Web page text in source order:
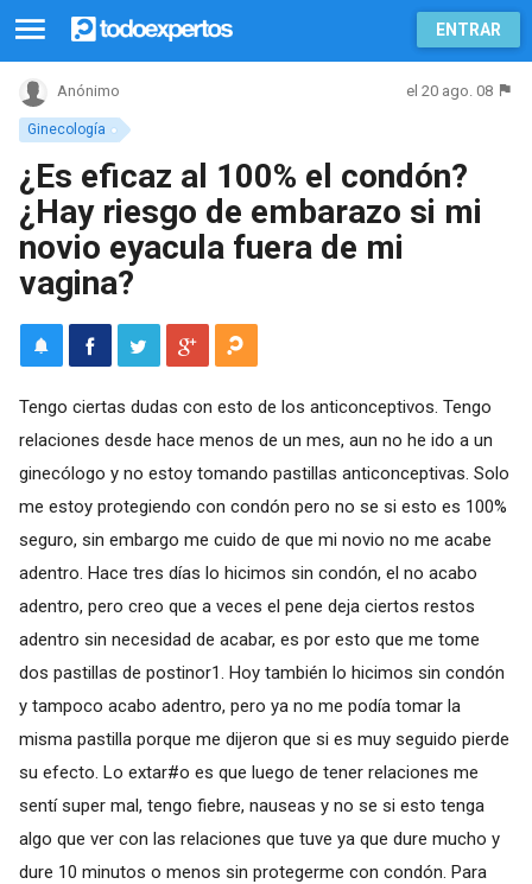
ENTRAR
Ginecología
Anónimo el 20 ago. 08
¿Es eficaz al 100% el condón?
¿Hay riesgo de embarazo si mi
novio eyacula fuera de mi
vagina?
Tengo ciertas dudas con esto de los anticonceptivos. Tengo
relaciones desde hace menos de un mes, aun no he ido a un
ginecólogo y no estoy tomando pastillas anticonceptivas. Solo
me estoy protegiendo con condón pero no se si esto es 100%
seguro, sin embargo me cuido de que mi novio no me acabe
adentro. Hace tres días lo hicimos sin condón, el no acabo
adentro, pero creo que a veces el pene deja ciertos restos
adentro sin necesidad de acabar, es por esto que me tome
dos pastillas de postinor1. Hoy también lo hicimos sin condón
y tampoco acabo adentro, pero ya no me podía tomar la
misma pastilla porque me dijeron que si es muy seguido pierde
su efecto. Lo extar#o es que luego de tener relaciones me
sentí super mal, tengo fiebre, nauseas y no se si esto tenga
algo que ver con las relaciones que tuve ya que dure mucho y
dure 10 minutos o menos sin protegerme con condón. Para